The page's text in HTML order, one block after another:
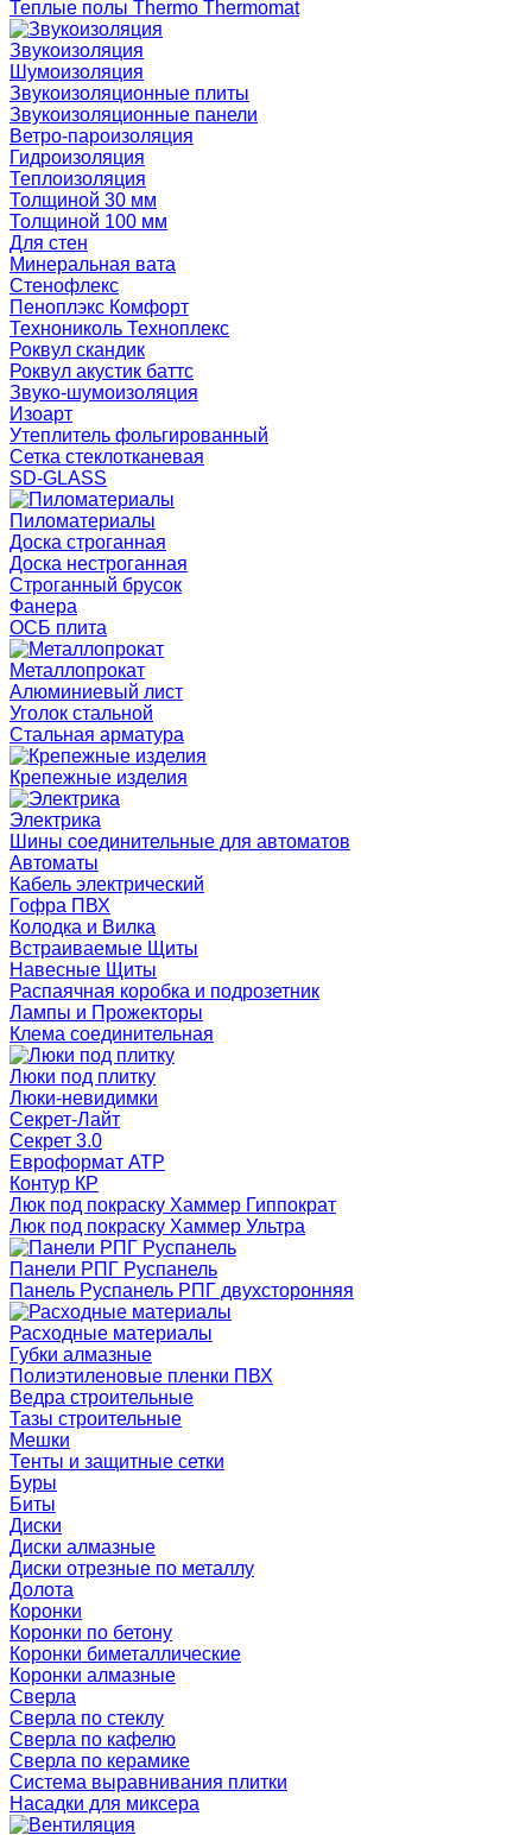
Теплые полы Thermo Thermomat
Звукоизоляция
Шумоизоляция
Звукоизоляционные плиты
Звукоизоляционные панели
Ветро-пароизоляция
Гидроизоляция
Теплоизоляция
Толщиной 30 мм
Толщиной 100 мм
Для стен
Минеральная вата
Стенофлекс
Пеноплэкс Комфорт
Технониколь Техноплекс
Роквул скандик
Роквул акустик баттс
Звуко-шумоизоляция
Изоарт
Утеплитель фольгированный
Сетка стеклотканевая
SD-GLASS
Пиломатериалы
Доска строганная
Доска нестроганная
Строганный брусок
Фанера
ОСБ плита
Металлопрокат
Алюминиевый лист
Уголок стальной
Стальная арматура
Крепежные изделия
Электрика
Шины соединительные для автоматов
Автоматы
Кабель электрический
Гофра ПВХ
Колодка и Вилка
Встраиваемые Щиты
Навесные Щиты
Распаячная коробка и подрозетник
Лампы и Прожекторы
Клема соединительная
Люки под плитку
Люки-невидимки
Секрет-Лайт
Секрет 3.0
Евроформат АТР
Контур КР
Люк под покраску Хаммер Гиппократ
Люк под покраску Хаммер Ультра
Панели РПГ Руспанель
Панель Руспанель РПГ двухсторонняя
Расходные материалы
Губки алмазные
Полиэтиленовые пленки ПВХ
Ведра строительные
Тазы строительные
Мешки
Тенты и защитные сетки
Буры
Биты
Диски
Диски алмазные
Диски отрезные по металлу
Долота
Коронки
Коронки по бетону
Коронки биметаллические
Коронки алмазные
Сверла
Сверла по стеклу
Сверла по кафелю
Сверла по керамике
Система выравнивания плитки
Насадки для миксера